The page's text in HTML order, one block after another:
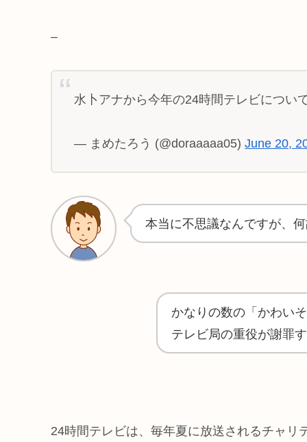
–
水卜アナから今年の24時間テレビについ
— まめたろう (@doraaaaa05)June 20,
本当に不思議なんですが、
かなりの数の「かわい
テレビ局の重役が謝罪
24時間テレビは、毎年夏に放送されるチャ